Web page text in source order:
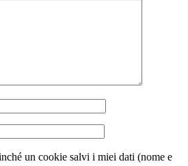
un cookie salvi i miei dati (nome e